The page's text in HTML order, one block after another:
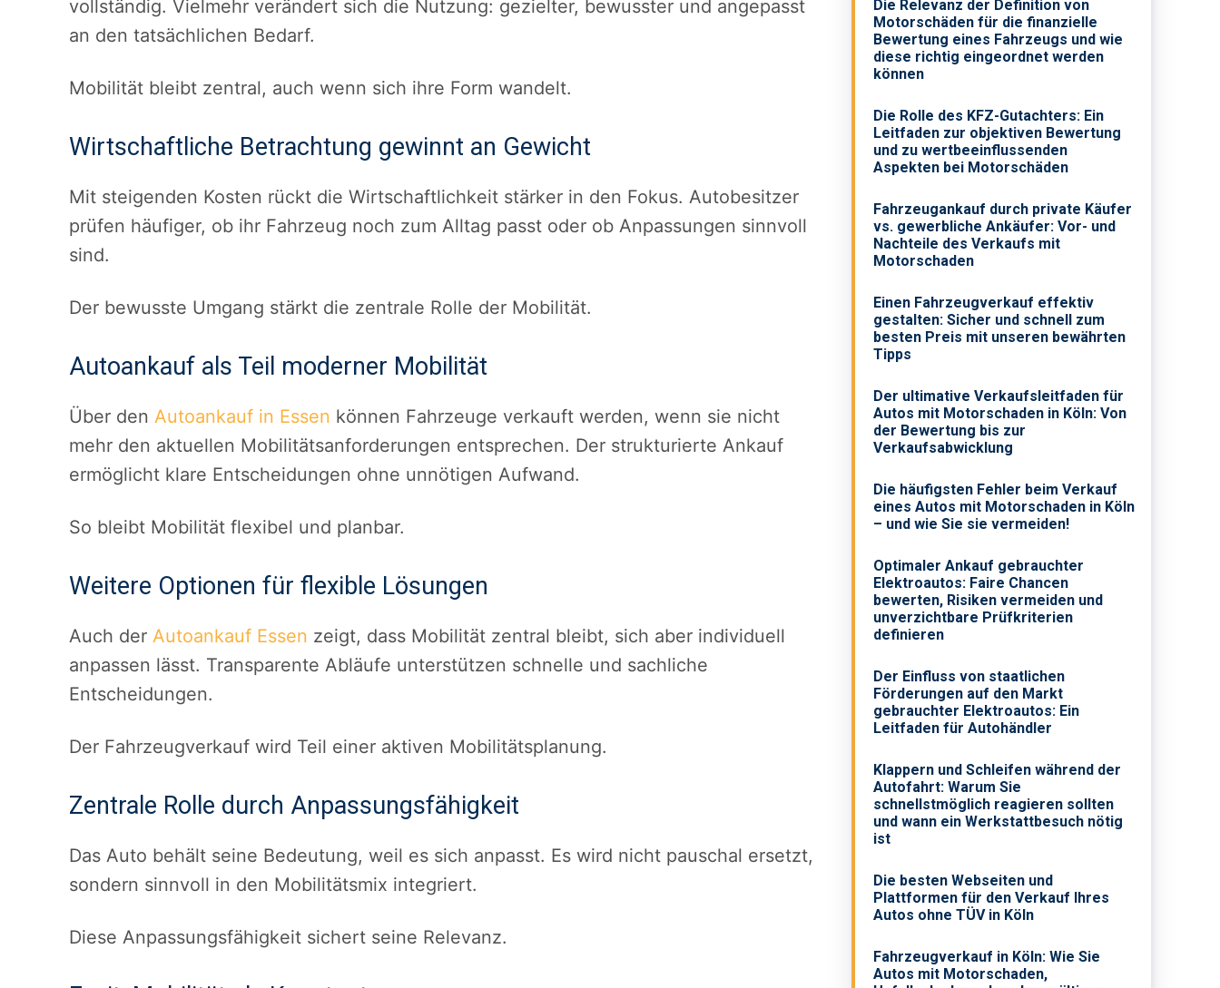
vollständig. Vielmehr verändert sich die Nutzung: gezielter, bewusster und angepasst
an den tatsächlichen Bedarf.
Mobilität bleibt zentral, auch wenn sich ihre Form wandelt.
Wirtschaftliche Betrachtung gewinnt an Gewicht
Mit steigenden Kosten rückt die Wirtschaftlichkeit stärker in den Fokus. Autobesitzer
prüfen häufiger, ob ihr Fahrzeug noch zum Alltag passt oder ob Anpassungen sinnvoll
sind.
Der bewusste Umgang stärkt die zentrale Rolle der Mobilität.
Autoankauf als Teil moderner Mobilität
Über den Autoankauf in Essen können Fahrzeuge verkauft werden, wenn sie nicht
mehr den aktuellen Mobilitätsanforderungen entsprechen. Der strukturierte Ankauf
ermöglicht klare Entscheidungen ohne unnötigen Aufwand.
So bleibt Mobilität flexibel und planbar.
Weitere Optionen für flexible Lösungen
Auch der Autoankauf Essen zeigt, dass Mobilität zentral bleibt, sich aber individuell
anpassen lässt. Transparente Abläufe unterstützen schnelle und sachliche
Entscheidungen.
Der Fahrzeugverkauf wird Teil einer aktiven Mobilitätsplanung.
Zentrale Rolle durch Anpassungsfähigkeit
Das Auto behält seine Bedeutung, weil es sich anpasst. Es wird nicht pauschal ersetzt,
sondern sinnvoll in den Mobilitätsmix integriert.
Diese Anpassungsfähigkeit sichert seine Relevanz.
Die Relevanz der Definition von
Motorschäden für die finanzielle
Bewertung eines Fahrzeugs und wie
diese richtig eingeordnet werden
können
Die Rolle des KFZ-Gutachters: Ein
Leitfaden zur objektiven Bewertung
und zu wertbeeinflussenden
Aspekten bei Motorschäden
Fahrzeugankauf durch private Käufer
vs. gewerbliche Ankäufer: Vor- und
Nachteile des Verkaufs mit
Motorschaden
Einen Fahrzeugverkauf effektiv
gestalten: Sicher und schnell zum
besten Preis mit unseren bewährten
Tipps
Der ultimative Verkaufsleitfaden für
Autos mit Motorschaden in Köln: Von
der Bewertung bis zur
Verkaufsabwicklung
Die häufigsten Fehler beim Verkauf
eines Autos mit Motorschaden in Köln
– und wie Sie sie vermeiden!
Optimaler Ankauf gebrauchter
Elektroautos: Faire Chancen
bewerten, Risiken vermeiden und
unverzichtbare Prüfkriterien
definieren
Der Einfluss von staatlichen
Förderungen auf den Markt
gebrauchter Elektroautos: Ein
Leitfaden für Autohändler
Klappern und Schleifen während der
Autofahrt: Warum Sie
schnellstmöglich reagieren sollten
und wann ein Werkstattbesuch nötig
ist
Die besten Webseiten und
Plattformen für den Verkauf Ihres
Autos ohne TÜV in Köln
Fahrzeugverkauf in Köln: Wie Sie
Autos mit Motorschaden,